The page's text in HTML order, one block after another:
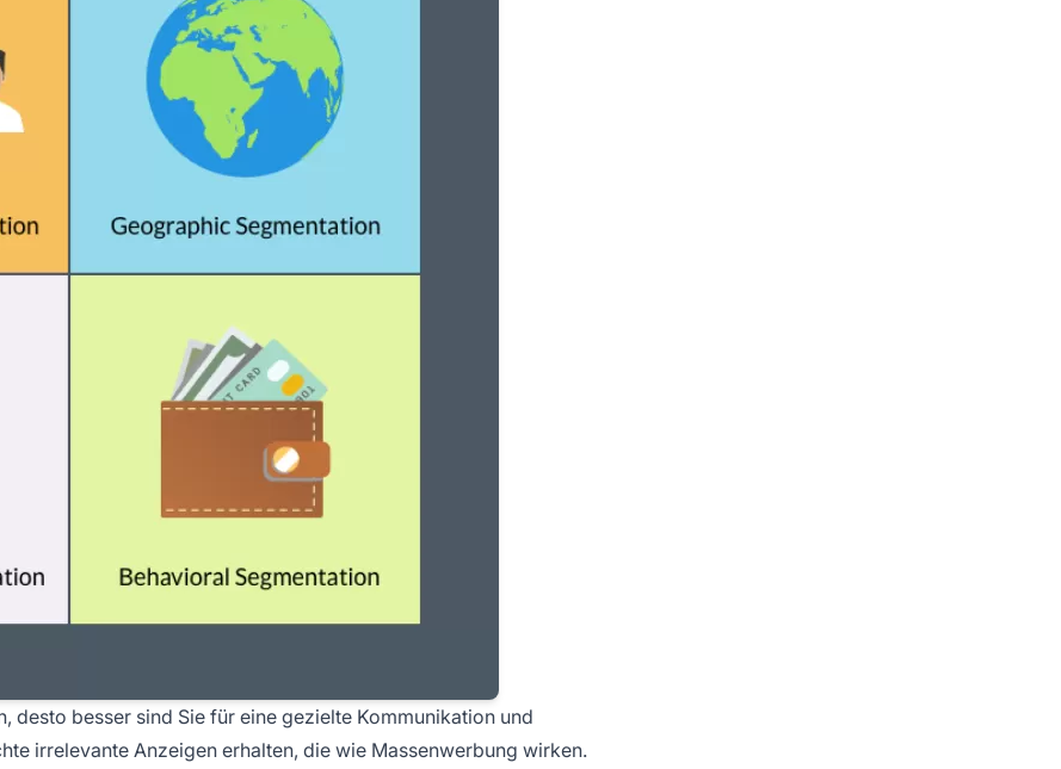
desto besser sind Sie für eine gezielte Kommunikation und
irrelevante Anzeigen erhalten, die wie Massenwerbung wirken.